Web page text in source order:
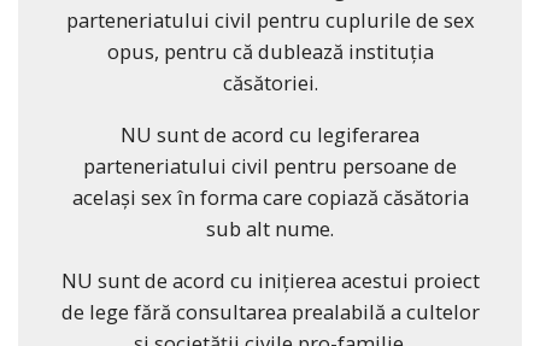
parteneriatului civil pentru cuplurile de sex
opus, pentru că dublează instituția
căsătoriei.
NU sunt de acord cu legiferarea
parteneriatului civil pentru persoane de
același sex în forma care copiază căsătoria
sub alt nume.
NU sunt de acord cu inițierea acestui proiect
de lege fără consultarea prealabilă a cultelor